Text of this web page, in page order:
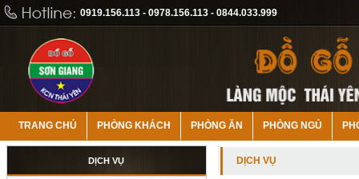
0919.156.113 - 0978.156.113 - 0844.033.999
TRANG CHỦ PHÒNG KHÁCH PHÒNG ĂN PHÒNG NGỦ
DỊCH VỤ DỊCH VỤ